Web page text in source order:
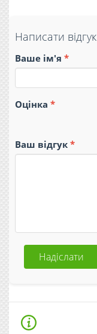
Написати відгук
Ваше ім'я
Оцінка
Ваш відгук
Надіслати